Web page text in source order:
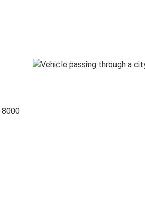
8000